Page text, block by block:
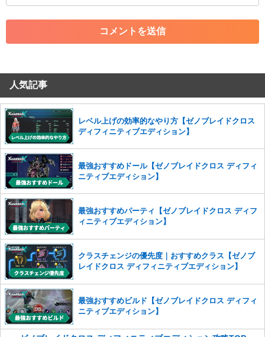
・アカウントの売買など金銭が絡む内容の投稿
・各ゲームのネタバレを含む内容の投稿
・その他、管理者が不適切と判断した投稿
コメントの削除を申請する
せていただきます。ご了承ください。
※一度削除したコメントは復元ができませんのでご注意くだ
さい。
また、過度な利用規約の違反や、弊社に損害の及ぶ内容の書き込みがあ
った場合は、法的措置をとらせていただく場合もございますので、あら
かじめご理解くださいませ。
人気記事
レベル上げの効率的なやり方【ゼノブレイドクロス
ディフィニティブエディション】
最強おすすめドール【ゼノブレイドクロス ディフィ
ニティブエディション】
最強おすすめパーティ【ゼノブレイドクロス ディフ
ィニティブエディション】
クラスチェンジの優先度｜おすすめクラス【ゼノブ
レイドクロス ディフィニティブエディション】
最強おすすめビルド【ゼノブレイドクロス ディフィ
ニティブエディション】